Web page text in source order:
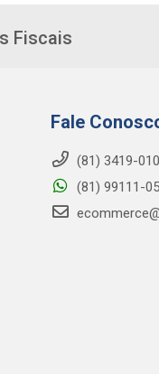
Fiscais
Fale
(81) 3419-
(81) 99111-